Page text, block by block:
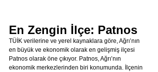
En Zengin İlçe: Patnos
TÜİK verilerine ve yerel kaynaklara göre, Ağrı’nın
en büyük ve ekonomik olarak en gelişmiş ilçesi
Patnos olarak öne çıkıyor. Patnos, Ağrı’nın
ekonomik merkezlerinden biri konumunda. İlçenin